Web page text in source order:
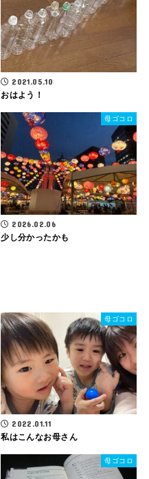
2021.05.10
おはよう！
母ゴコロ
2026.02.06
少し分かったかも
母ゴコロ
2022.01.11
私はこんなお母さん
母ゴコロ